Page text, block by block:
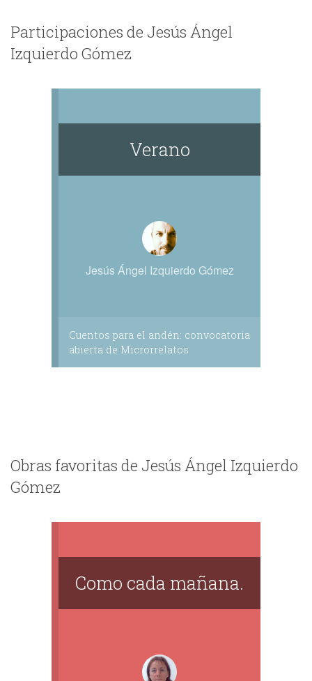
Participaciones de Jesús Ángel
Izquierdo Gómez
Verano
Jesús Ángel Izquierdo Gómez
Cuentos para el andén: convocatoria
abierta de Microrrelatos
Obras favoritas de Jesús Ángel Izquierdo
Gómez
Como cada mañana.